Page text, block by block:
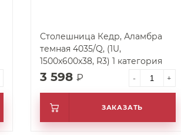
Столешница Кедр, Аламбра
темная 4035/Q, (1U,
1500х600х38, R3) 1 категория
3 598 ₽ - +
ЗАКАЗАТЬ